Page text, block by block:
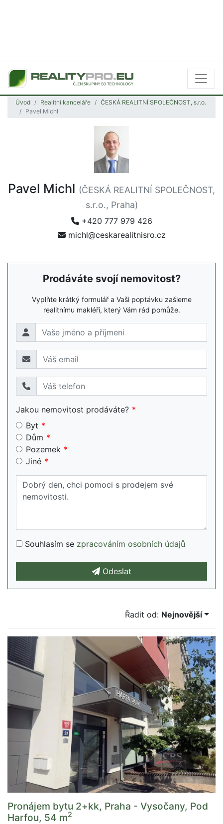
Úvod Realitní kanceláře
ČESKÁ REALITNÍ SPOLEČNOST, s.r.o.
Pavel Michl
Pavel Michl (ČESKÁ REALITNÍ SPOLEČNOST,
s.r.o., Praha)
+420 777 979 426
michl@ceskarealitnisro.cz
Prodáváte svojí nemovitost?
Vyplňte krátký formulář a Vaši poptávku zašleme
realitnímu makléři, který Vám rád pomůže.
Jakou nemovitost prodáváte?
Byt
Dům
Pozemek
Jiné
Souhlasím se zpracováním osobních údajů
Odeslat
Řadit od: Nejnovější
Pronájem bytu 2+kk, Praha - Vysočany, Pod
Harfou, 54 m2